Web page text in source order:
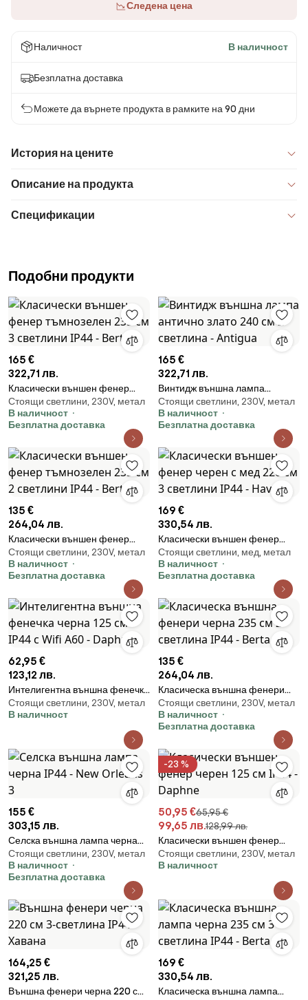
Следена цена
Наличност В наличност
Безплатна доставка
Можете да върнете продукта в рамките на 90 дни
История на цените
Описание на продукта
Спецификации
Подобни продукти
165 €
322,71 лв.
Класически външен фенер
тъмнозелен 235 см 3 светлини
IP44 - Berta
Стоящи светлини, 230V, метал
В наличност
Безплатна доставка
165 €
322,71 лв.
Винтидж външна лампа
антично злато 240 см 2-
светлина - Antigua
Стоящи светлини, 230V, метал
В наличност
Безплатна доставка
135 €
264,04 лв.
Класически външен фенер
тъмнозелен 235 см 2 светлини
IP44 - Berta
Стоящи светлини, 230V, метал
В наличност
Безплатна доставка
169 €
330,54 лв.
Класически външен фенер
черен с мед 220 см 3 светлини
IP44 - Havana
Стоящи светлини, мед, метал
В наличност
Безплатна доставка
62,95 €
123,12 лв.
Интелигентна външна фенечка
черна 125 см IP44 с Wifi A60 -
Daphne
Стоящи светлини, 230V, метал
В наличност
135 €
264,04 лв.
Класическа външна фенери
черна 235 см 2-светлина IP44 -
Berta
Стоящи светлини, 230V, метал
В наличност
Безплатна доставка
155 €
303,15 лв.
Селска външна лампа черна
IP44 - New Orleans 3
Стоящи светлини, 230V, метал
В наличност
Безплатна доставка
-23 %
50,95 €65,95 €
99,65 лв.128,99 лв.
Класически външен фенер
черен 125 см IP44 - Daphne
Стоящи светлини, 230V, метал
В наличност
164,25 €
321,25 лв.
Външна фенери черна 220 см
169 €
330,54 лв.
Класическа външна лампа